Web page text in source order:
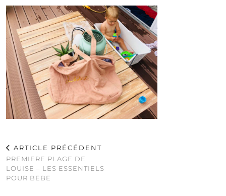
ARTICLE PRÉCÉDENT
PREMIERE PLAGE DE
LOUISE – LES ESSENTIELS
POUR BEBE